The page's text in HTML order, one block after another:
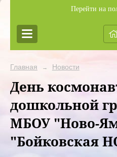
Перейти на
Главная → Новости
День
дошкольной
МБОУ "Ново-
"Бойковская